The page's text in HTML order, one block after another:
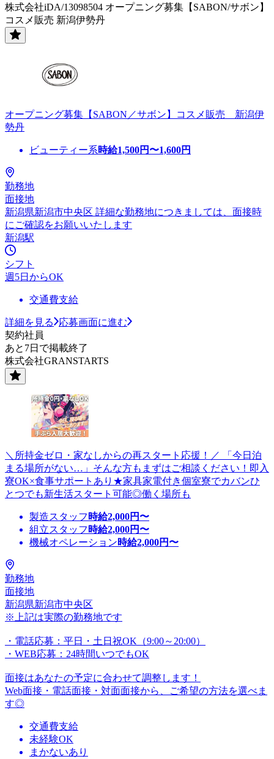
株式会社iDA/13098504 オープニング募集【SABON/サボン】
コスメ販売 新潟伊勢丹
オープニング募集【SABON／サボン】コスメ販売 新潟伊
勢丹
ビューティー系時給1,500円〜1,600円
勤務地
面接地
新潟県新潟市中央区 詳細な勤務地につきましては、面接時
にご確認をお願いいたします
新潟駅
シフト
週5日からOK
交通費支給
詳細を見る
応募画面に進む
契約社員
あと7日で掲載終了
株式会社GRANSTARTS
＼所持金ゼロ・家なしからの再スタート応援！／ 「今日泊
まる場所がない…」そんな方もまずはご相談ください！即入
寮OK×食事サポートあり★家具家電付き個室寮でカバンひ
とつでも新生活スタート可能◎働く場所も
製造スタッフ 時給2,000円〜
組立スタッフ 時給2,000円〜
機械オペレーション時給2,000円〜
勤務地
面接地
新潟県新潟市中央区
※上記は実際の勤務地です
・電話応募：平日・土日祝OK（9:00～20:00）
・WEB応募：24時間いつでもOK
面接はあなたの予定に合わせて調整します！
Web面接・電話面接・対面面接から、ご希望の方法を選べま
す◎
交通費支給
未経験OK
まかないあり